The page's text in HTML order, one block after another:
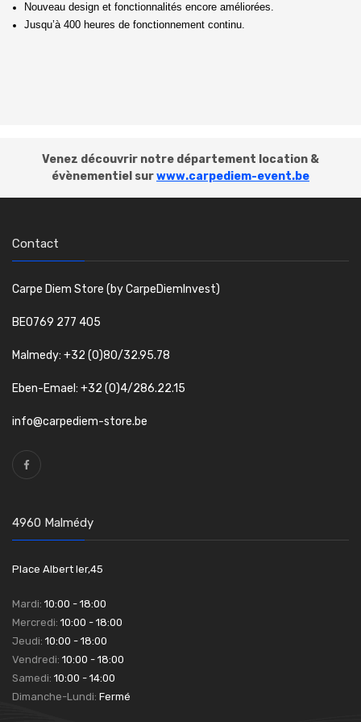
Nouveau design et fonctionnalités encore améliorées.
Jusqu’à 400 heures de fonctionnement continu.
Venez découvrir notre département location &
évènementiel surwww.carpediem-event.be
Contact
Carpe Diem Store (by CarpeDiemInvest)
BE0769 277 405
Malmedy: +32 (0)80/32.95.78
Eben-Emael: +32 (0)4/286.22.15
info@carpediem-store.be
4960 Malmédy
Place Albert Ier,45
Mardi: 10:00 - 18:00
Mercredi: 10:00 - 18:00
Jeudi: 10:00 - 18:00
Vendredi: 10:00 - 18:00
Samedi: 10:00 - 14:00
Dimanche-Lundi: Fermé